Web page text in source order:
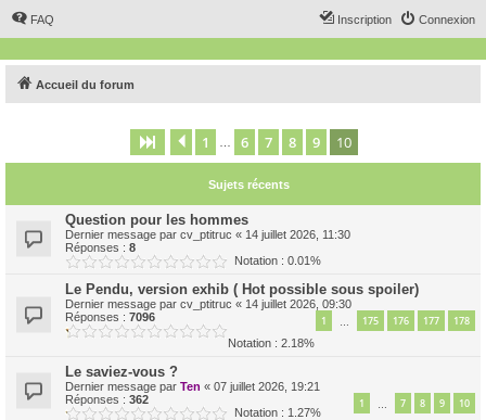
FAQ Connexion
Inscription
Accueil du forum
Page 10 sur 10
Précédent
1 6 7 8 9 10
Sujets récents
Question pour les hommes
Dernier message par cv_ptitruc « 14 juillet 2026, 11:30
Réponses : 8
Notation : 0.01%
Le Pendu, version exhib ( Hot possible sous spoiler)
Dernier message par cv_ptitruc « 14 juillet 2026, 09:30
Réponses : 7096 1 175 176 177 178
Notation : 2.18%
Le saviez-vous ?
Dernier message par Ten « 07 juillet 2026, 19:21
Réponses : 362 1 7 8 9 10
Notation : 1.27%